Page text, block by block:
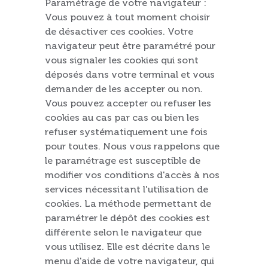
Paramétrage de votre navigateur :
Vous pouvez à tout moment choisir
de désactiver ces cookies. Votre
navigateur peut être paramétré pour
vous signaler les cookies qui sont
déposés dans votre terminal et vous
demander de les accepter ou non.
Vous pouvez accepter ou refuser les
cookies au cas par cas ou bien les
refuser systématiquement une fois
pour toutes. Nous vous rappelons que
le paramétrage est susceptible de
modifier vos conditions d'accès à nos
services nécessitant l'utilisation de
cookies. La méthode permettant de
paramétrer le dépôt des cookies est
différente selon le navigateur que
vous utilisez. Elle est décrite dans le
menu d'aide de votre navigateur, qui